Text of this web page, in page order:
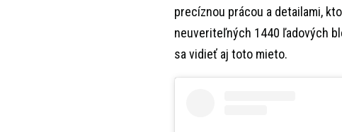
precíznou prácou a detailami,
neuveriteľných 1440 ľadových
sa vidieť aj toto mieto.